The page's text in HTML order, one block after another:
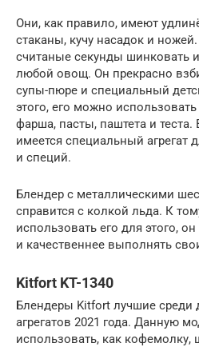
Они, как правило, имеют
стаканы, кучу насадок и
считаные секунды шинковать
любой овощ. Он прекрасно
супы-пюре и специальный
этого, его можно
фарша, пасты, паштета и
имеется специальный агрегат
и специй.
Блендер с металлическими
справится с колкой льда. К
использовать его для этого,
и качественнее выполнять
Kitfort KT-1340
Блендеры Kitfort лучшие среди
агрегатов 2021 года. Данную
использовать, как